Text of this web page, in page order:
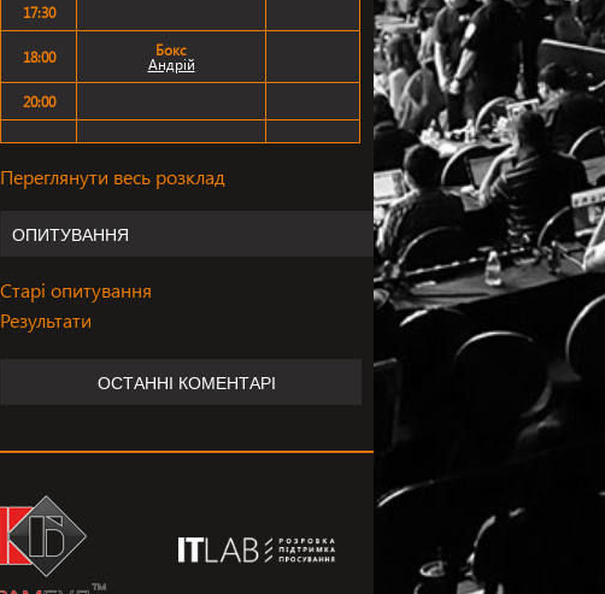
17:30
18:00 Бокс
Андрій
20:00
Переглянути весь розклад
ОПИТУВАННЯ
Старі опитування
Результати
ОСТАННІ КОМЕНТАРІ